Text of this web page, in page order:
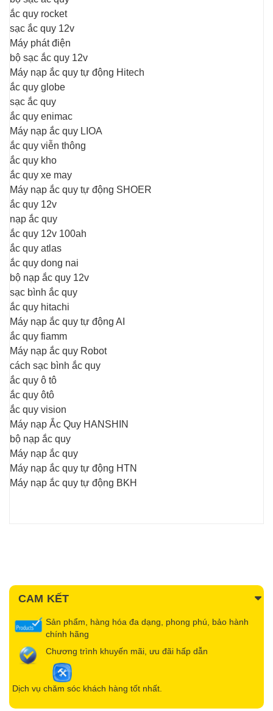
ắc quy rocket
sạc ắc quy 12v
Máy phát điện
bộ sạc ắc quy 12v
Máy nạp ắc quy tự động Hitech
ắc quy globe
sạc ắc quy
ắc quy enimac
Máy nạp ắc quy LIOA
ắc quy viễn thông
ắc quy kho
ắc quy xe may
Máy nạp ắc quy tự động SHOER
ắc quy 12v
nạp ắc quy
ắc quy 12v 100ah
ắc quy atlas
ắc quy dong nai
bộ nạp ắc quy 12v
sạc bình ắc quy
ắc quy hitachi
Máy nạp ắc quy tự động AI
ắc quy fiamm
Máy nạp ắc quy Robot
cách sạc bình ắc quy
ắc quy ô tô
ắc quy ôtô
ắc quy vision
Máy nạp Ắc Quy HANSHIN
bộ nạp ắc quy
Máy nạp ắc quy
Máy nạp ắc quy tự động HTN
Máy nạp ắc quy tự động BKH
CAM KẾT
Sản phẩm, hàng hóa đa dạng, phong phú, bảo hành
chính hãng
Chương trình khuyến mãi, ưu đãi hấp dẫn
Dịch vụ chăm sóc khách hàng tốt nhất.